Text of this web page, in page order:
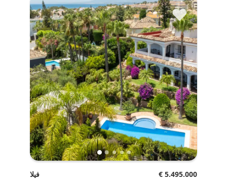
♥
فيلا
€ 5.495.000